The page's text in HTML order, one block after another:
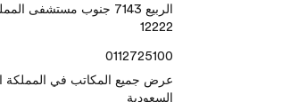
الربيع 7143 جنوب مستشفى
12222
0112725100
عرض جميع المكاتب في المملكة
السعودية